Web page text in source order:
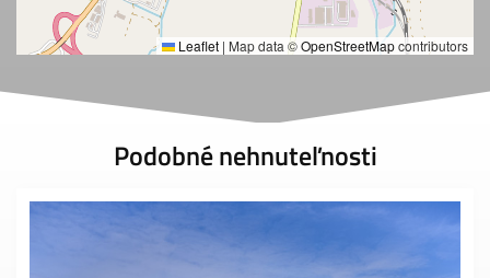
Leaflet | Map data ©OpenStreetMapcontributors
Podobné nehnuteľnosti